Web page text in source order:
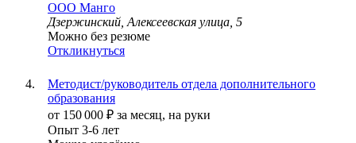
ООО Манго
Дзержинский, Алексеевская улица, 5
Можно без резюме
Откликнуться
Методист/руководитель отдела дополнительного
образования
от 150 000 ₽ за месяц, на руки
Опыт 3-6 лет